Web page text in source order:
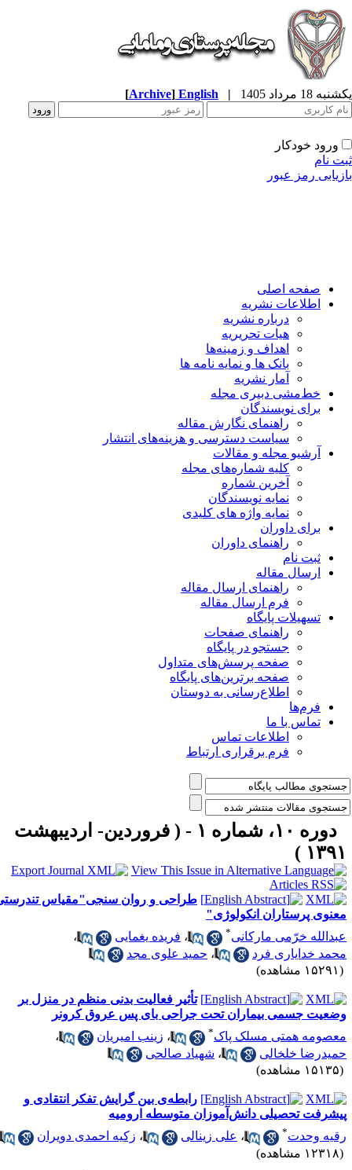
18 مرداد 1405 |
English
[Archive]
ورود خودکار
نام
رمز عبور
صفحه اصلی
اطلاعات نشریه
درباره نشریه
هیات تحریریه
اهداف و زمینه‌ها
بانک ها و نمایه نامه ها
آمار نشریه
خط‌مشی دبیری مجله
برای نویسندگان
راهنمای نگارش مقاله
سیاست دسترسی و هزینه‌های انتشار
آرشیو مجله و مقالات
کلیه شماره‌های مجله
آخرین شماره
نمایه نویسندگان
نمایه واژه های کلیدی
برای داوران
راهنمای داوران
ثبت نام
ارسال مقاله
راهنمای ارسال مقاله
فرم ارسال مقاله
تسهیلات پایگاه
راهنمای صفحات
جستجو در پایگاه
صفحه پرسش‌های متداول
صفحه برترین‌های پایگاه
اطلاع‌رسانی به دوستان
فرم‌ها
تماس با ما
اطلاعات تماس
فرم برقراری ارتباط
دوره ۱۰، شماره ۱ - ( فروردین- اردیبهشت
)
طراحی و روان سنجی"مقیاس تندرستی
پرستاران انکولوژی"
خرّمی مارکانی
،فریده یغمایی
،
خدایاری فرد
،حمید علوی مجد
تأثیر فعالیت بدنی منظم در منزل بر
جسمی بیماران تحت جراحی بای پس عروق کرونر
همتی مسلک پاک* ،زینب امیریان
،
خلخالی
،شهیاد صالحی
رابطه‌ی بین گرایش تفکر انتقادی و
تحصیلی دانش‌آموزان متوسطه ارومیه
وحدت
،علی زینالی ،زکیه احمدی دویران